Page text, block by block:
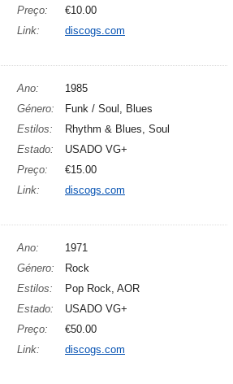
Preço:
€10.00
Link:
discogs.com
Ano:
1985
Género:
Funk / Soul, Blues
Estilos:
Rhythm & Blues, Soul
Estado:
USADO VG+
Preço:
€15.00
Link:
discogs.com
Ano:
1971
Género:
Rock
Estilos:
Pop Rock, AOR
Estado:
USADO VG+
Preço:
€50.00
Link:
discogs.com